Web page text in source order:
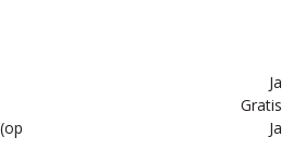
Ja
Gratis
Ja